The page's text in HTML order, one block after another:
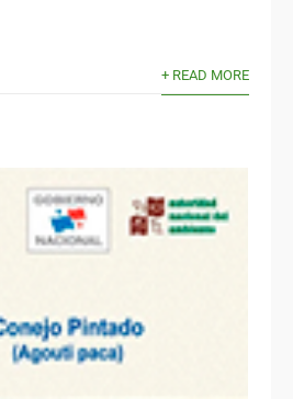
+ READ MORE